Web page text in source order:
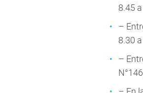
8.45
–
8.30
–